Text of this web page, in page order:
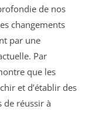
de nos
changements
par une
Par
que les
et d’établir des
de réussir à